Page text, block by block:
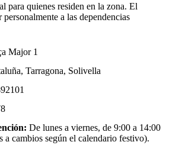
para quienes residen en la zona. El
a las dependencias
Major 1
Tarragona, Solivella
De lunes a viernes, de 9:00 a 14:00
a cambios según el calendario festivo).